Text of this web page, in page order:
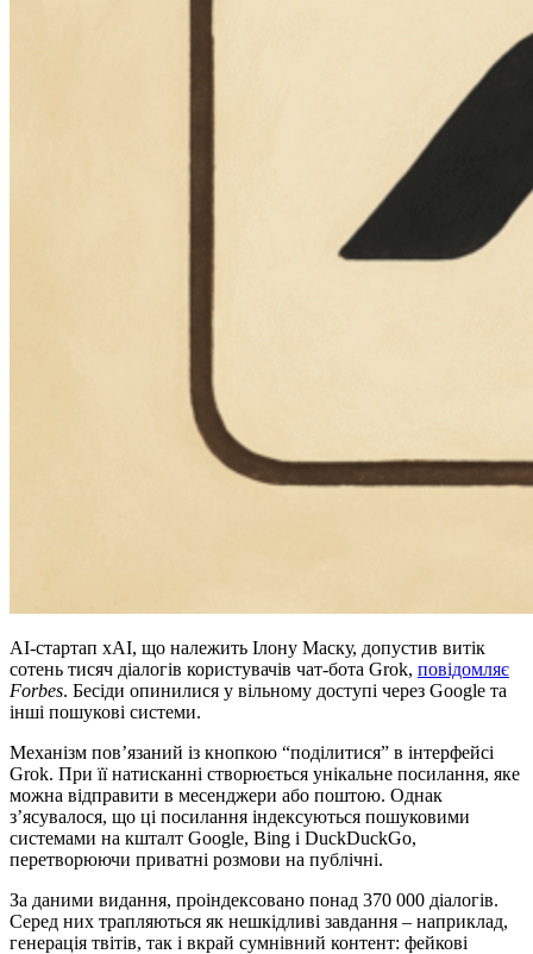
АІ-стартап xAI, що належить Ілону Маску, допустив витік
сотень тисяч діалогів користувачів чат-бота Grok, повідомляє
Forbes. Бесіди опинилися у вільному доступі через Google та
інші пошукові системи.
Механізм пов’язаний із кнопкою “поділитися” в інтерфейсі
Grok. При її натисканні створюється унікальне посилання, яке
можна відправити в месенджери або поштою. Однак
з’ясувалося, що ці посилання індексуються пошуковими
системами на кшталт Google, Bing і DuckDuckGo,
перетворюючи приватні розмови на публічні.
За даними видання, проіндексовано понад 370 000 діалогів.
Серед них трапляються як нешкідливі завдання – наприклад,
генерація твітів, так і вкрай сумнівний контент: фейкові